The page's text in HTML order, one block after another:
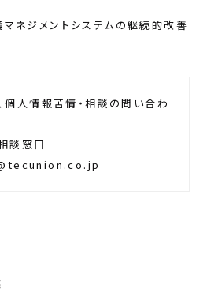
ネジメントシステムの継続的改善
人情報苦情・相談の問い合わ
談窓口